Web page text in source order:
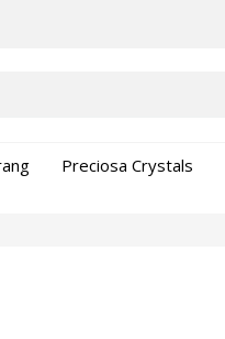
Preciosa Crystals